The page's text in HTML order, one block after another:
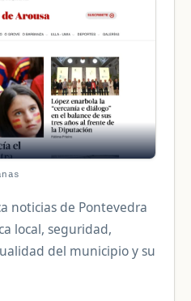
noticias de Pontevedra
local, seguridad,
del municipio y su